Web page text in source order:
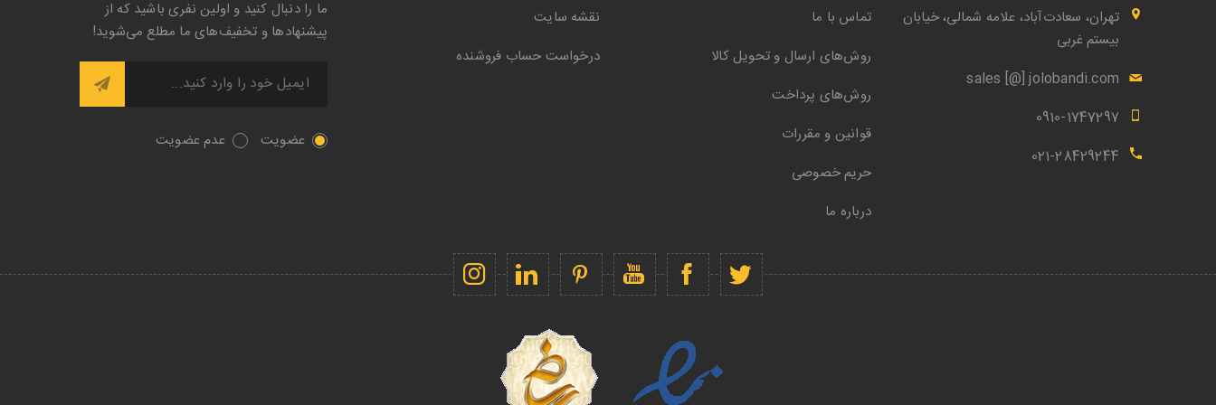
تهران، سعادت‌آباد، علامه شمالی، خیابان
بیستم غربی
sales [@] jolobandi.com
0910-1747297
021-28429244
تماس با ما
روش‌های ارسال و تحویل کالا
روش‌های پرداخت
قوانین و مقررات
حریم خصوصی
درباره ما
نقشه سایت
درخواست حساب فروشنده
ما را دنبال کنید و اولین نفری باشید که از
پیشنها‌د‌ها و تخفیف‌های ما مطلع می‌شوید!
عضویت عدم عضویت